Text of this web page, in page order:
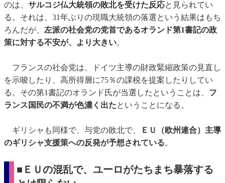
のは、 サルコジ仏大統領の敗北を受けた反応と見られてい
る。それは、31年ぶりの現職大統領の落選という結果はもち
ろんだが、 左派の社会党の党首であるオランド第1書記の政
策に対する不安が、より大きい。
フランスの社会党は、ドイツ主導の財政緊縮政策の見直し
を示唆したり、高所得層に75％の課税を提案したりしてい
る。その第1書記のオランド氏が当選したということは、 フ
ランス国民の不満が色濃く出たということになる。
ギリシャも同様で、与党の敗北で、
ＥＵ（欧州連合）主導
のギリシャ支援策への反発が予想されている。
■ＥＵの混乱で、ユーロがたちまち暴落する